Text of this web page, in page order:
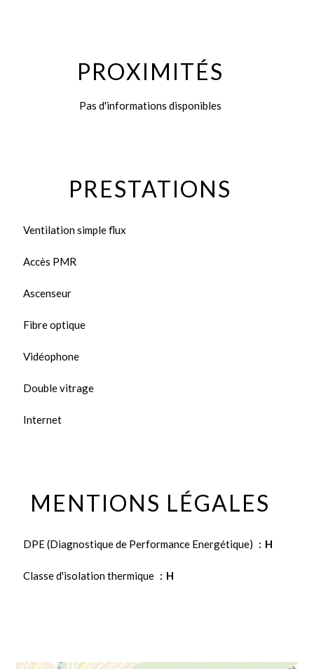
PROXIMITÉS
Pas d'informations disponibles
PRESTATIONS
Ventilation simple flux
Accès PMR
Ascenseur
Fibre optique
Vidéophone
Double vitrage
Internet
MENTIONS LÉGALES
DPE (Diagnostique de Performance Energétique) H
Classe d'isolation thermique H